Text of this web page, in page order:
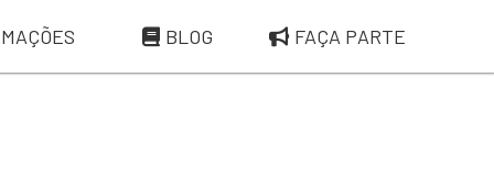
BLOG FAÇA PARTE